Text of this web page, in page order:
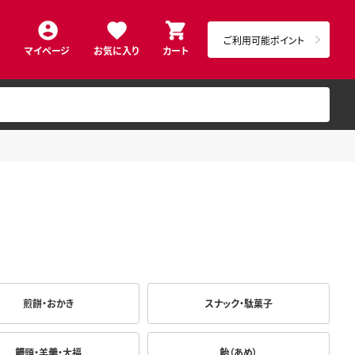
マイページ お気に入り カート
ご利用可能ポイント
煎餅・おかき スナック・駄菓子
饅頭・羊羹・大福 飴（あめ）